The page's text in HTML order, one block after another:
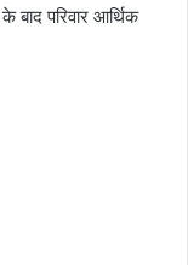
परिवार आर्थिक